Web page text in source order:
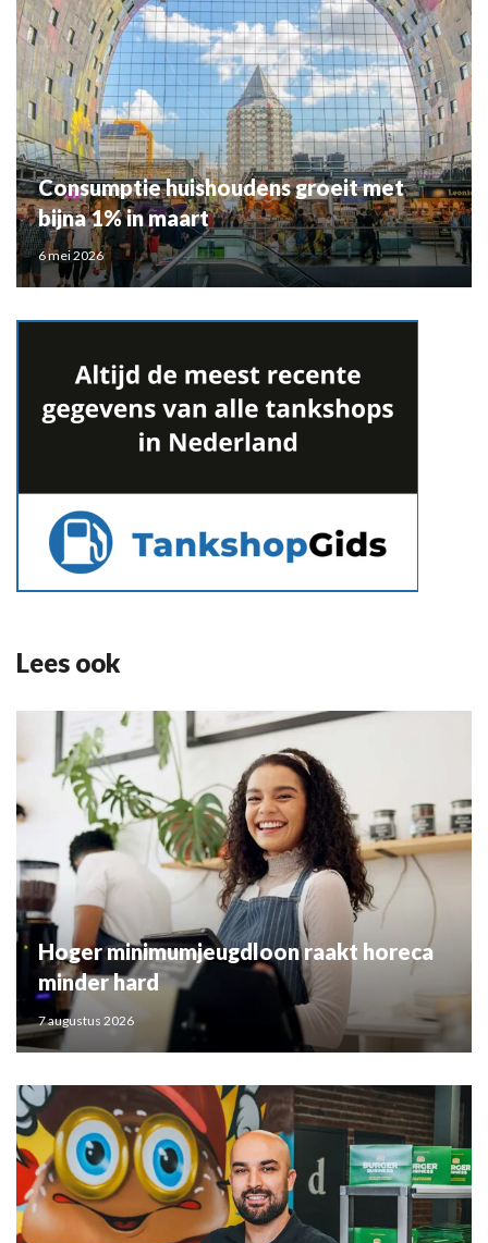
Consumptie huishoudens groeit met
bijna 1% in maart
6 mei 2026
Lees ook
Hoger minimumjeugdloon raakt horeca
minder hard
7 augustus 2026